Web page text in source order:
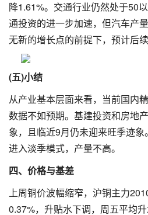
降1.61%。交通行业仍然处于50
通投资的进一步加速，但汽车产
无新的增长点的前提下，预计后
(五)小结
从产业基本层面来看，当前国内
数据不如预期。基建投资和房地
象，且临近9月仍未迎来旺季迹
进入淡季模式，产量不高。
四、价格与基差
上周铜价波幅缩窄，沪铜主力
0.37%，升贴水下调，周五平均